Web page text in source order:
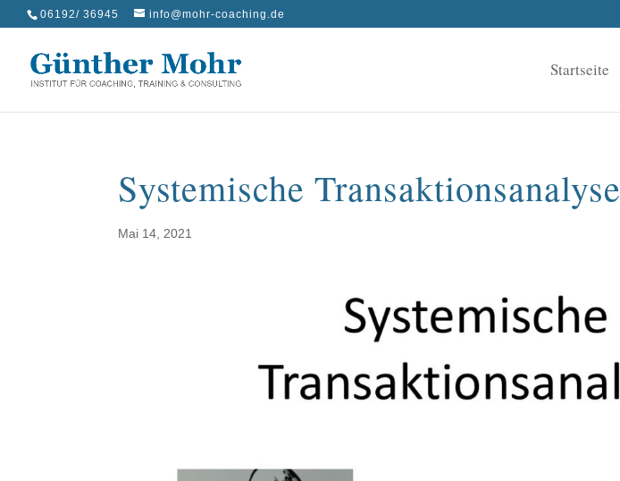
06192/ 36945 info@mohr-coaching.de
Startseite
Systemische Transaktionsanalyse
Mai 14, 2021